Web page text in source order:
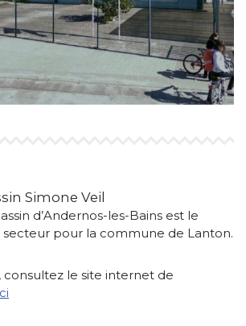
Simone Veil
d’Andernos-les-Bains est le
secteur pour la commune de Lanton.
consultez le site internet de